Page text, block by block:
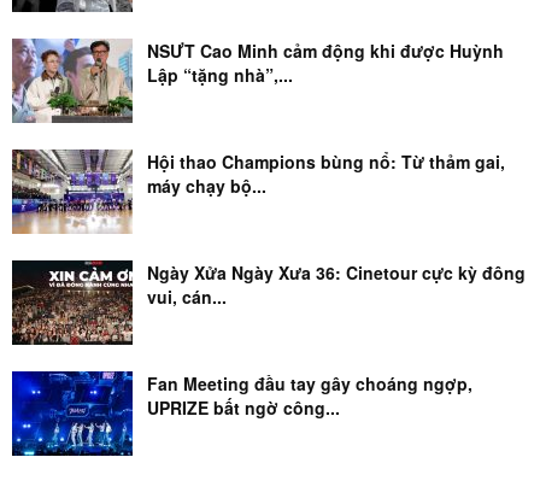
NSƯT Cao Minh cảm động khi được Huỳnh
Lập “tặng nhà”,...
Hội thao Champions bùng nổ: Từ thảm gai,
máy chạy bộ...
Ngày Xửa Ngày Xưa 36: Cinetour cực kỳ đông
vui, cán...
Fan Meeting đầu tay gây choáng ngợp,
UPRIZE bất ngờ công...